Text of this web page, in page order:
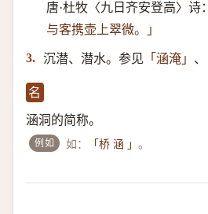
唐·杜牧〈九日齐安登高〉诗：
与客携壶上翠微。」
3. 沉潜、潜水。参见 「涵淹」 、
名
涵洞的简称。
例如 如： 「桥 涵 」。